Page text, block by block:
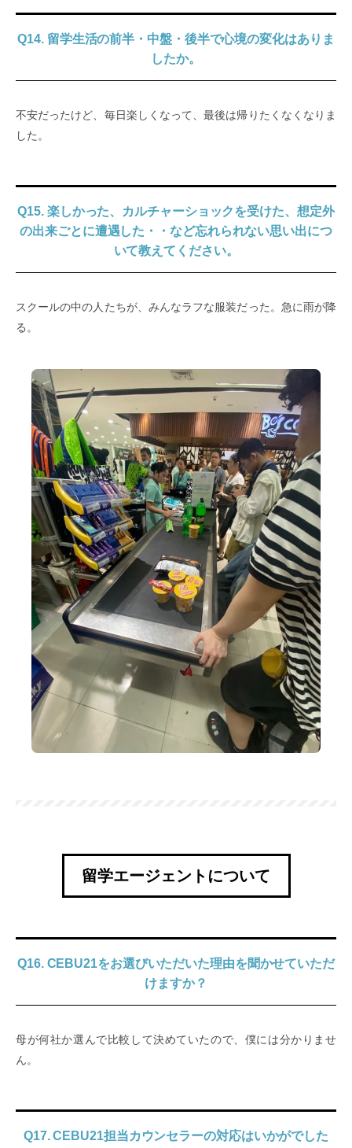
Q14. 留学生活の前半・中盤・後半で心境の変化はありま
したか。
不安だったけど、毎日楽しくなって、最後は帰りたくなくなりま
した。
Q15. 楽しかった、カルチャーショックを受けた、想定外
の出来ごとに遭遇した・・など忘れられない思い出につ
いて教えてください。
スクールの中の人たちが、みんなラフな服装だった。急に雨が降
る。
留学エージェントについて
Q16. CEBU21をお選びいただいた理由を聞かせていただ
けますか？
母が何社か選んで比較して決めていたので、僕には分かりませ
ん。
Q17. CEBU21担当カウンセラーの対応はいかがでした